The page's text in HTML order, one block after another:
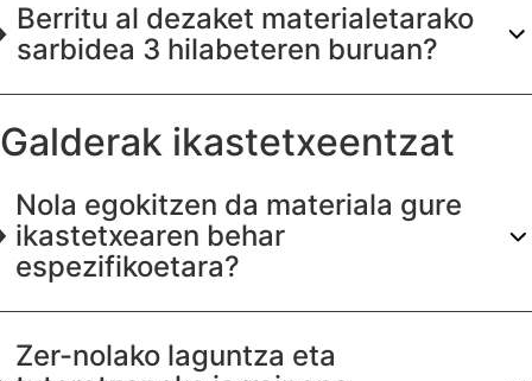
Berritu al dezaket materialetarako
sarbidea 3 hilabeteren buruan?
Galderak ikastetxeentzat
Nola egokitzen da materiala gure
ikastetxearen behar
espezifikoetara?
Zer-nolako laguntza eta